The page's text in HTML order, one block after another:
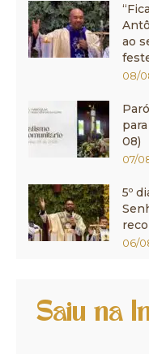
ao
08/
08)
07/
5º
06/
Saiu na